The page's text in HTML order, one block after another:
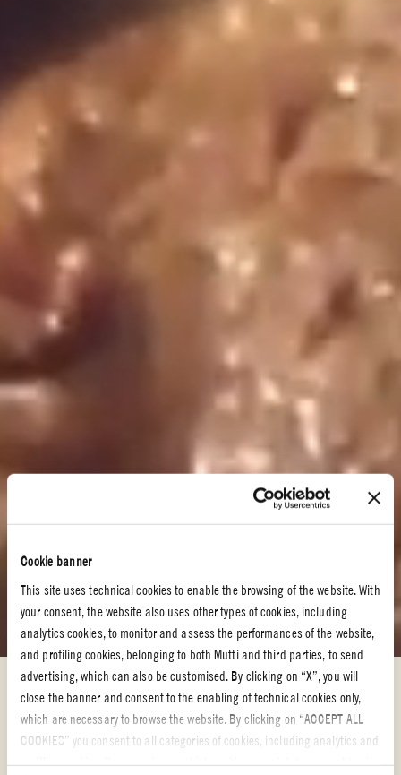
Cookie banner
This site uses technical cookies to enable the browsing of the website. With
your consent, the website also uses other types of cookies, including
analytics cookies, to monitor and assess the performances of the website,
and profiling cookies, belonging to both Mutti and third parties, to send
advertising, which can also be customised. By clicking on “X”, you will
close the banner and consent to the enabling of technical cookies only,
which are necessary to browse the website. By clicking on “ACCEPT ALL
COOKIES” you consent to all categories of cookies, including analytics and
Tomatoppskrifter – oppdag rettene våre
TOMATOPPSKRIFTER – OPPDAG
RETTENE VÅRE